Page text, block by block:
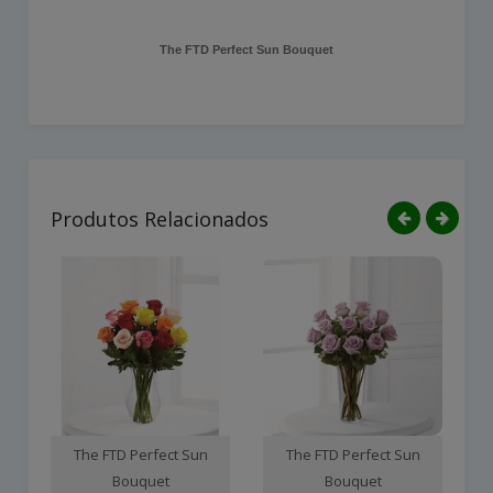
The FTD Perfect Sun Bouquet
Produtos Relacionados
The FTD Perfect Sun
Bouquet
The FTD Perfect Sun
Bouquet